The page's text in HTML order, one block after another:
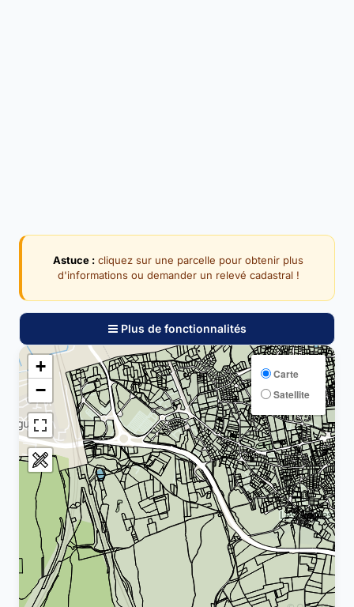
Astuce : cliquez sur une parcelle pour obtenir plus
d'informations ou demander un relevé cadastral !
Plus de fonctionnalités
+
−
Carte
Satellite